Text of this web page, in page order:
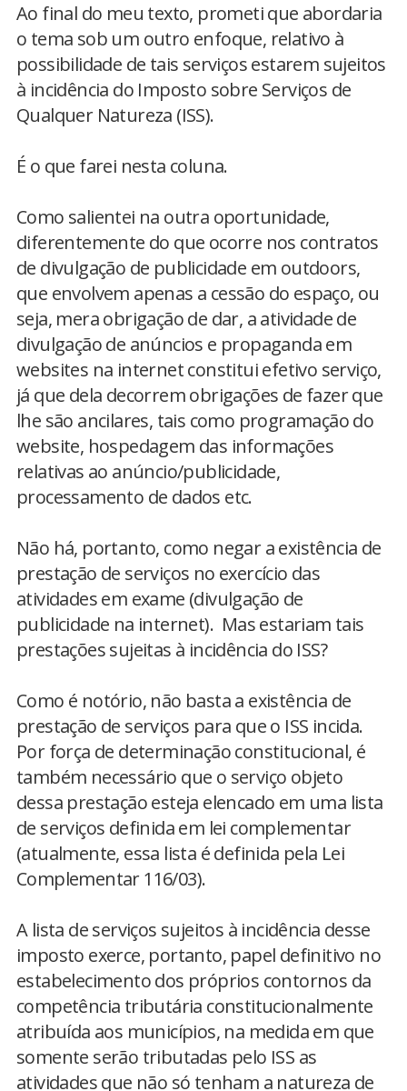
Ao final do meu texto, prometi que abordaria
o tema sob um outro enfoque, relativo à
possibilidade de tais serviços estarem sujeitos
à incidência do Imposto sobre Serviços de
Qualquer Natureza (ISS).
É o que farei nesta coluna.
Como salientei na outra oportunidade,
diferentemente do que ocorre nos contratos
de divulgação de publicidade em outdoors,
que envolvem apenas a cessão do espaço, ou
seja, mera obrigação de dar, a atividade de
divulgação de anúncios e propaganda em
websites na internet constitui efetivo serviço,
já que dela decorrem obrigações de fazer que
lhe são ancilares, tais como programação do
website, hospedagem das informações
relativas ao anúncio/publicidade,
processamento de dados etc.
Não há, portanto, como negar a existência de
prestação de serviços no exercício das
atividades em exame (divulgação de
publicidade na internet). Mas estariam tais
prestações sujeitas à incidência do ISS?
Como é notório, não basta a existência de
prestação de serviços para que o ISS incida.
Por força de determinação constitucional, é
também necessário que o serviço objeto
dessa prestação esteja elencado em uma lista
de serviços definida em lei complementar
(atualmente, essa lista é definida pela Lei
Complementar 116/03).
A lista de serviços sujeitos à incidência desse
imposto exerce, portanto, papel definitivo no
estabelecimento dos próprios contornos da
competência tributária constitucionalmente
atribuída aos municípios, na medida em que
somente serão tributadas pelo ISS as
atividades que não só tenham a natureza de